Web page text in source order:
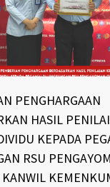
PENGHARGAAN
HASIL
KEPADA
RSU